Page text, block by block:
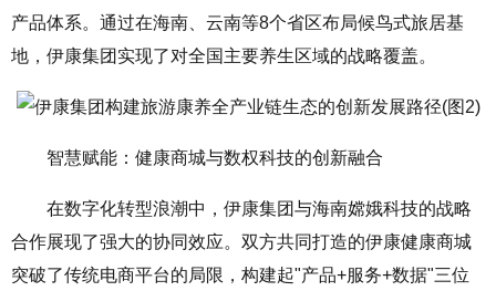
产品体系。通过在海南、云南等8个省区布局候鸟式旅居基
地，伊康集团实现了对全国主要养生区域的战略覆盖。
智慧赋能：健康商城与数权科技的创新融合
在数字化转型浪潮中，伊康集团与海南嫦娥科技的战略
合作展现了强大的协同效应。双方共同打造的伊康健康商城
突破了传统电商平台的局限，构建起"产品+服务+数据"三位